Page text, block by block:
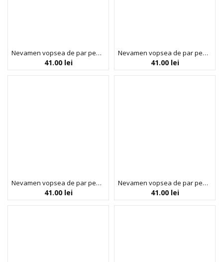
Nevamen vopsea de par pentru barbati, fara amoniac, Negru Natural, 1/0, Neva, 150 ml
41.00 lei
Nevamen vopsea de par pentru barbati, fara amoniac, Saten Brunet Natural, 3/0, Neva, 150 ml
41.00 lei
Nevamen vopsea de par pentru barbati, fara amoniac, Saten Inchis Natural, 4/0, Neva, 150 ml
41.00 lei
Nevamen vopsea de par pentru barbati, fara amoniac, Saten Mediu Natural, 5/0, Neva, 150 ml
41.00 lei